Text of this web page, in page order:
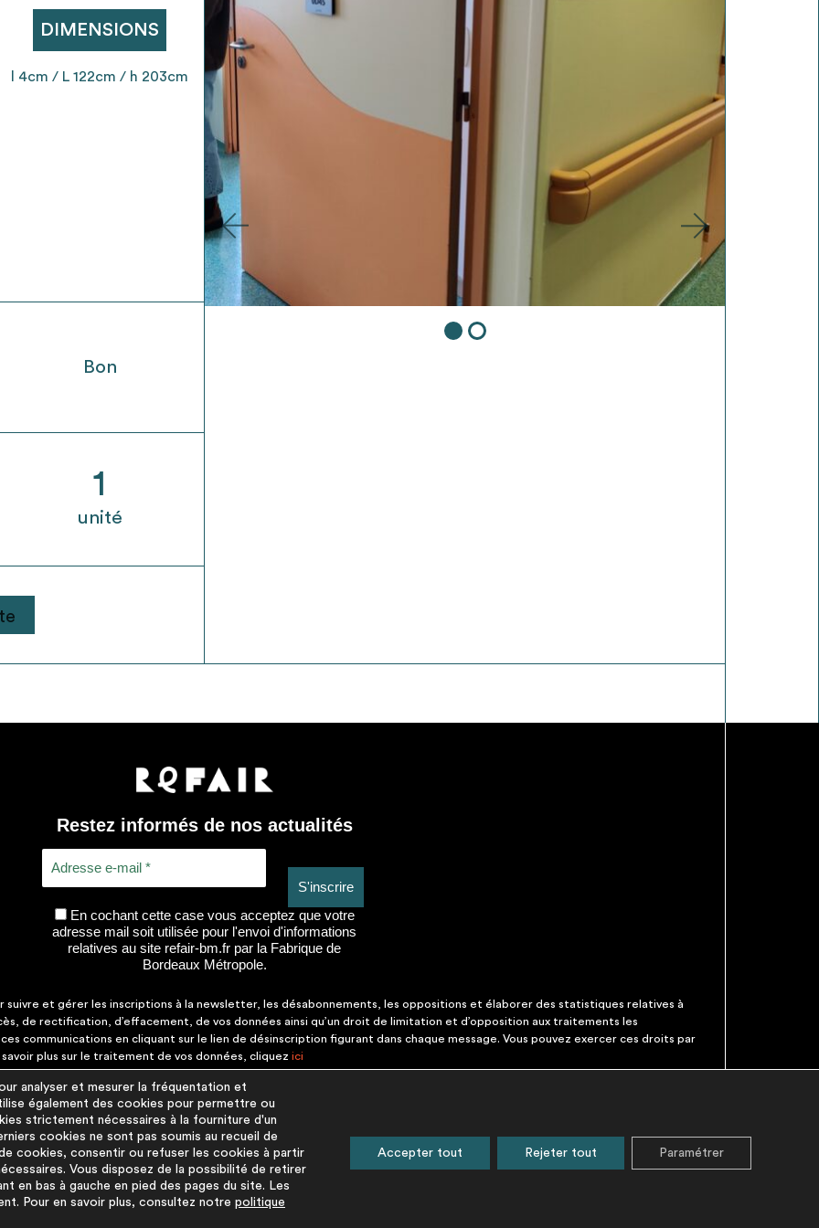
DIMENSIONS
l 4cm / L 122cm / h 203cm
Bon
1
unité
Restez informés de nos actualités
En cochant cette case vous acceptez que votre
adresse mail soit utilisée pour l'envoi d'informations
relatives au site refair-bm.fr par la Fabrique de
Bordeaux Métropole.
suivre et gérer les inscriptions à la newsletter, les désabonnements, les oppositions et élaborer des statistiques relatives à
de rectification, d’effacement, de vos données ainsi qu’un droit de limitation et d’opposition aux traitements les
communications en cliquant sur le lien de désinscription figurant dans chaque message. Vous pouvez exercer ces droits par
plus sur le traitement de vos données, cliquez ici
PLUS D'INFORMATIONS
Mentions légales
Politique de protection des données
Politique cookies
analyser et mesurer la fréquentation et
également des cookies pour permettre ou
strictement nécessaires à la fourniture d'un
cookies ne sont pas soumis au recueil de
cookies, consentir ou refuser les cookies à partir
Vous disposez de la possibilité de retirer
en bas à gauche en pied des pages du site. Les
Pour en savoir plus, consultez notre politique
Accepter tout Rejeter tout Paramétrer